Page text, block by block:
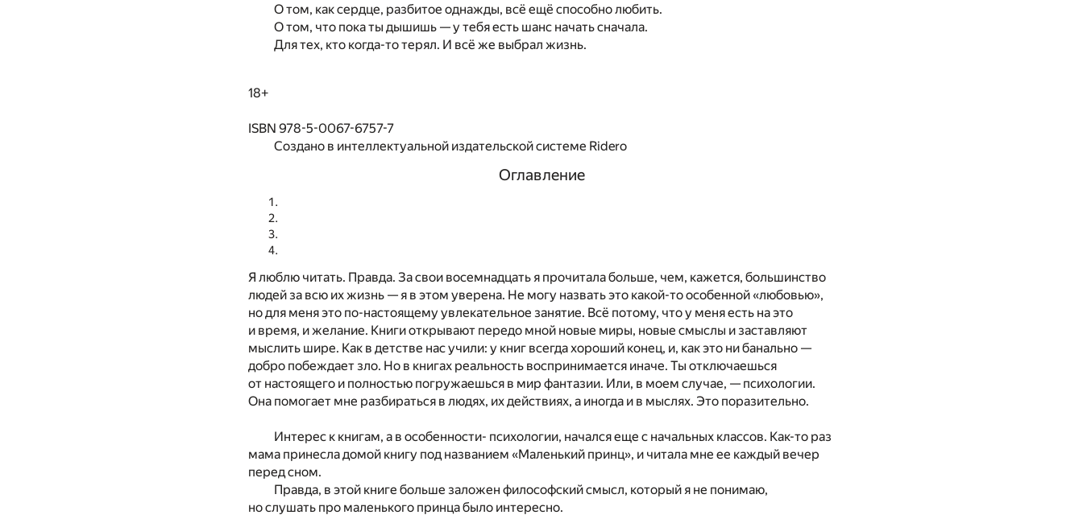
О том, как сердце, разбитое однажды, всё ещё способно любить.
О том, что пока ты дышишь — у тебя есть шанс начать сначала.
Для тех, кто когда-то терял. И всё же выбрал жизнь.
18+
ISBN 978-5-0067-6757-7
Создано в интеллектуальной издательской системе Ridero
Оглавление
Я люблю читать. Правда. За свои восемнадцать я прочитала больше, чем, кажется, большинство
людей за всю их жизнь — я в этом уверена. Не могу назвать это какой-то особенной «любовью»,
но для меня это по-настоящему увлекательное занятие. Всё потому, что у меня есть на это
и время, и желание. Книги открывают передо мной новые миры, новые смыслы и заставляют
мыслить шире. Как в детстве нас учили: у книг всегда хороший конец, и, как это ни банально —
добро побеждает зло. Но в книгах реальность воспринимается иначе. Ты отключаешься
от настоящего и полностью погружаешься в мир фантазии. Или, в моем случае, — психологии.
Она помогает мне разбираться в людях, их действиях, а иногда и в мыслях. Это поразительно.
Интерес к книгам, а в особенности- психологии, начался еще с начальных классов. Как-то раз
мама принесла домой книгу под названием «Маленький принц», и читала мне ее каждый вечер
перед сном.
Правда, в этой книге больше заложен философский смысл, который я не понимаю,
но слушать про маленького принца было интересно.